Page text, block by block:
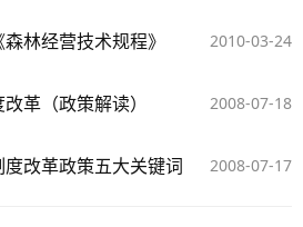
2010-03-24
林经营技术规程》
2008-07-18
革（政策解读）
2008-07-17
改革政策五大关键词